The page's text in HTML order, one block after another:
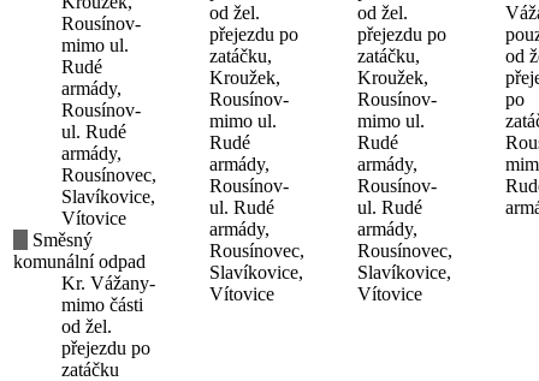
Rousínov-
mimo ul.
Rudé
armády,
Rousínov-
ul. Rudé
armády,
Rousínovec,
Slavíkovice,
Vítovice
Směsný
komunální odpad
Kr. Vážany-
mimo části
od žel.
přejezdu po
zatáčku
od žel.
přejezdu po
zatáčku,
Kroužek,
Rousínov-
mimo ul.
Rudé
armády,
Rousínov-
ul. Rudé
armády,
Rousínovec,
Slavíkovice,
Vítovice
od žel.
přejezdu po
zatáčku,
Kroužek,
Rousínov-
mimo ul.
Rudé
armády,
Rousínov-
ul. Rudé
armády,
Rousínovec,
Slavíkovice,
Vítovice
od
po